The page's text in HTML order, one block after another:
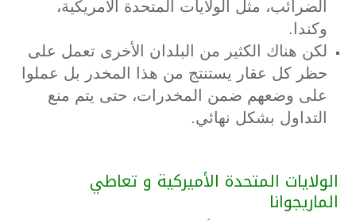
الضرائب، مثل الولايات المتحدة الأمريكية،
وكندا.
لكن هناك الكثير من البلدان الأخرى تعمل على
حظر كل عقار يستنتج من هذا المخدر بل عملوا
على وضعهم ضمن المخدرات، حتى يتم منع
التداول بشكل نهائي.
الولايات المتحدة الأميركية و تعاطي
الماريجوانا